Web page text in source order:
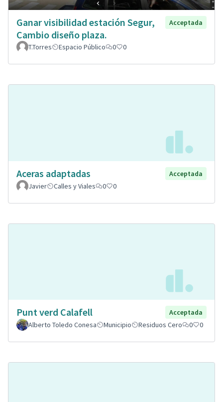
Ganar visibilidad estación Segur,
Cambio diseño plaza.
Acceptada
T.Torres Espacio Público 0 0
Aceras adaptadas
Acceptada
Javier
Calles y Viales 0 0
Punt verd Calafell
Acceptada
Alberto Toledo Conesa
Municipio Residuos Cero 0 0